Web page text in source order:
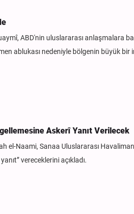
ABD'nin uluslararası anlaşmalara
ablukası nedeniyle bölgenin büyük bir
Askerî Yanıt Verilecek
el-Naami, Sanaa Uluslararası
vereceklerini açıkladı.